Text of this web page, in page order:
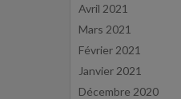
Avril 2021
Mars 2021
Février 2021
Janvier 2021
Décembre 2020